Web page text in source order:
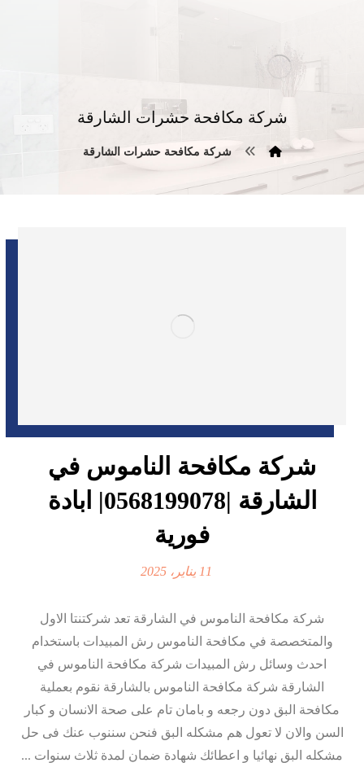
شركة مكافحة حشرات الشارقة
شركة مكافحة حشرات الشارقة
شركة مكافحة الناموس في
الشارقة |0568199078| ابادة
فورية
11 يناير، 2025
شركة مكافحة الناموس في الشارقة تعد شركتنتا الاول
والمتخصصة في مكافحة الناموس رش المبيدات باستخدام
احدث وسائل رش المبيدات شركة مكافحة الناموس في
الشارقة شركة مكافحة الناموس بالشارقة نقوم بعملية
مكافحة البق دون رجعه و بامان تام على صحة الانسان و كبار
السن والان لا تعول هم مشكله البق فنحن سننوب عنك فى حل
مشكله البق نهائيا و اعطائك شهادة ضمان لمدة ثلاث سنوات ...